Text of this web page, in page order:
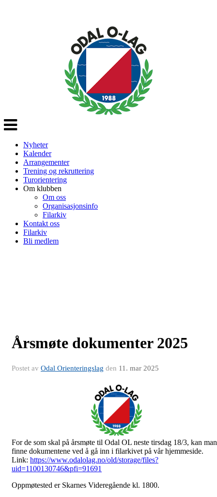
Veksle
navigasjon
Nyheter
Kalender
Arrangementer
Trening og rekruttering
Turorientering
Om klubben
Om oss
Organisasjonsinfo
Filarkiv
Kontakt oss
Filarkiv
Bli medlem
Årsmøte dokumenter 2025
Postet av Odal Orienteringslag den 11. mar 2025
For de som skal på årsmøte til Odal OL neste tirsdag 18/3, kan man
finne dokumentene ved å gå inn i filarkivet på vår hjemmeside.
Link: https://www.odalolag.no/old/storage/files?
uid=1100130746&pfi=91691
Oppmøtested er Skarnes Videregående kl. 1800.